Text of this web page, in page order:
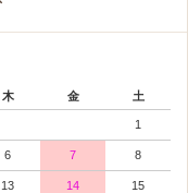
木 金 土
1
6 7 8
13 14 15